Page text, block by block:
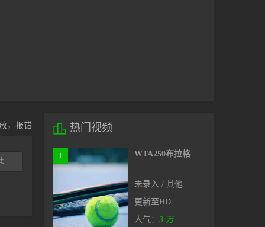
，报错  热门视频
1
未录入 / 其他
更新至HD
人气：3 万